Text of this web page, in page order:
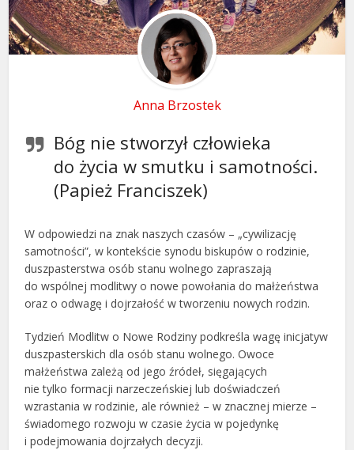
Anna Brzostek
Bóg nie stworzył człowieka
do życia w smutku i samotności.
(Papież Franciszek)
W odpowiedzi na znak naszych czasów – „cywilizację
samotności”, w kontekście synodu biskupów o rodzinie,
duszpasterstwa osób stanu wolnego zapraszają
do wspólnej modlitwy o nowe powołania do małżeństwa
oraz o odwagę i dojrzałość w tworzeniu nowych rodzin.
Tydzień Modlitw o Nowe Rodziny podkreśla wagę inicjatyw
duszpasterskich dla osób stanu wolnego. Owoce
małżeństwa zależą od jego źródeł, sięgających
nie tylko formacji narzeczeńskiej lub doświadczeń
wzrastania w rodzinie, ale również – w znacznej mierze –
świadomego rozwoju w czasie życia w pojedynkę
i podejmowania dojrzałych decyzji.